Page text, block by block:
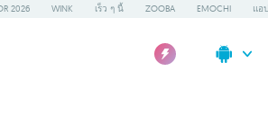
2026 WINK เร็ว ๆ นี้ ZOOBA EMOCHI แอ